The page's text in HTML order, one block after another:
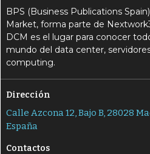
BPS (Business Publications
Market, forma parte de
DCM es el lugar para conocer
mundo del data center,
computing.
Dirección
Calle Azcona 12, Bajo B, 28028
España
Contactos